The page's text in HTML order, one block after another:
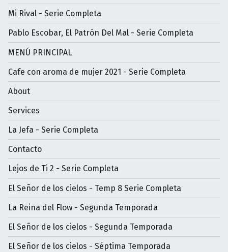
Mi Rival - Serie Completa
Pablo Escobar, El Patrón Del Mal - Serie Completa
MENÚ PRINCIPAL
Cafe con aroma de mujer 2021 - Serie Completa
About
Services
La Jefa - Serie Completa
Contacto
Lejos de Ti 2 - Serie Completa
El Señor de los cielos - Temp 8 Serie Completa
La Reina del Flow - Segunda Temporada
El Señor de los cielos - Segunda Temporada
El Señor de los cielos - Séptima Temporada